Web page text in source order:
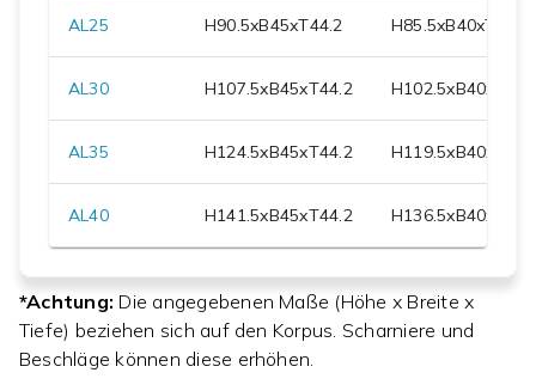
AL25 H90.5xB45xT44.2 H85.5xB40xT
AL30 H107.5xB45xT44.2 H102.5xB40xT
AL35 H124.5xB45xT44.2 H119.5xB40xT
AL40 H141.5xB45xT44.2 H136.5xB40xT
*Achtung: Die angegebenen Maße (Höhe x Breite x
Tiefe) beziehen sich auf den Korpus. Scharniere und
Beschläge können diese erhöhen.